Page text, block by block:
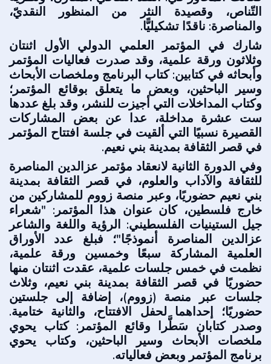
التّناص، وقصيدة النثر من المنظور النقديّ،
والمناصرة: ناقدًا تشكيليًّا.
شارك في المؤتمر العلمي الدولي الأول اثنتان
وثلاثون ورقة علمية، وقد صدرت فعاليات المؤتمر
وأبحاثه في كتابين: كتاب البرنامج وملخصات الأبحاث
وسير الباحثين، وبعض ما يتعلق بوقائع المؤتمر؛
وكتاب المداخلات التي أجيزت للنشر، وقد بلغ عددها
ست عشرة مداخلة، عدا عن بعض المشاركات
القصيرة نسبيًا التي ألقيت في جلسة افتتاح المؤتمر
في قصر الثقافة بمدينة بني نعيم.
وفي الدورة الثانية لانعقاد مؤتمر عزالدين المناصرة
للثقافة والآداب والعلوم، في قصر الثقافة بمدينة
بني نعيم حضوريًا، وعبر منصة زووم للمشاركين من
خارج فلسطين، كان عنوان هذا المؤتمر: "شعراء
جيل الستينيات الفلسطيني: الرؤية واللغة والشاعر
عزالدين المناصرة أنموذجًا"؛ فبلغ عدد الأوراق
العلمية المشاركة سبعًا وخمسين ورقة علمية،
نظمت في خمس جلسات علمية، عقدت اثنتان منها
حضوريًا في قصر الثقافة بمدينة بني نعيم، وثلاث
جلسات عبر منصة (زووم)، إضافة إلى جلستين
حضوريًا؛ إحداهما لحفل الافتتاح، والثانية ختامية.
وصدر كتابان سَطَّرا وقائع المؤتمر: كتاب يحوي
ملخصات الأبحاث وسير الباحثين، وكتاب يحوي
برنامج المؤتمر وبعض فعالياته.